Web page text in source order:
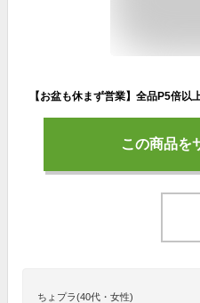
この商品を
ちょプラ(40代・女性)